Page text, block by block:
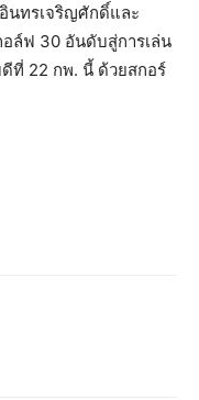
นทรเจริญศักดิ์และ
ล์ฟ 30 อันดับสู่การเล่น
ที่ 22 กพ. นี้ ด้วยสกอร์